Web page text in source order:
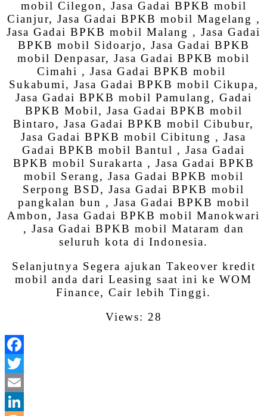
mobil Cilegon, Jasa Gadai BPKB mobil
Cianjur, Jasa Gadai BPKB mobil Magelang ,
Jasa Gadai BPKB mobil Malang , Jasa Gadai
BPKB mobil Sidoarjo, Jasa Gadai BPKB
mobil Denpasar, Jasa Gadai BPKB mobil
Cimahi , Jasa Gadai BPKB mobil
Sukabumi, Jasa Gadai BPKB mobil Cikupa,
Jasa Gadai BPKB mobil Pamulang, Gadai
BPKB Mobil, Jasa Gadai BPKB mobil
Bintaro, Jasa Gadai BPKB mobil Cibubur,
Jasa Gadai BPKB mobil Cibitung , Jasa
Gadai BPKB mobil Bantul , Jasa Gadai
BPKB mobil Surakarta , Jasa Gadai BPKB
mobil Serang, Jasa Gadai BPKB mobil
Serpong BSD, Jasa Gadai BPKB mobil
pangkalan bun , Jasa Gadai BPKB mobil
Ambon, Jasa Gadai BPKB mobil Manokwari
, Jasa Gadai BPKB mobil Mataram dan
seluruh kota di Indonesia.
Selanjutnya Segera ajukan Takeover kredit
mobil anda dari Leasing saat ini ke WOM
Finance, Cair lebih Tinggi.
Views: 28